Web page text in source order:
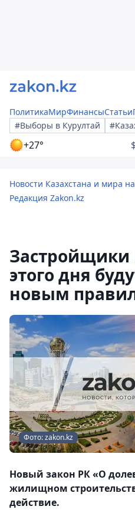
ПолитикаМирФинансыСтатьи
#Выборы в Курултай
+27°
Новости Казахстана и мира
Редакция Zakon.kz
Застройщики
этого дня
новым
Фото: zakon.kz
Новый закон РК «О
жилищном
действие.